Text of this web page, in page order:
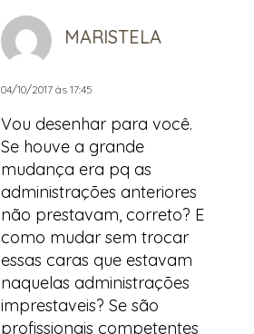
MARISTELA
04/10/2017 às 17:45
Vou desenhar para você.
Se houve a grande
mudança era pq as
administrações anteriores
não prestavam, correto? E
como mudar sem trocar
essas caras que estavam
naquelas administrações
imprestaveis? Se são
profissionais competentes